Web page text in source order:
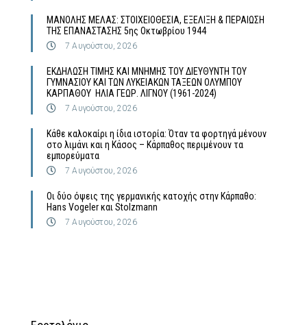
MΑΝΟΛΗΣ ΜΕΛΑΣ: ΣΤΟΙΧΕΙΟΘΕΣΙΑ, ΕΞΕΛΙΞΗ & ΠΕΡΑΙΩΣΗ
ΤΗΣ ΕΠΑΝΑΣΤΑΣΗΣ 5ης Οκτωβρίου 1944
7 Αυγούστου, 2026
ΕΚΔΗΛΩΣΗ ΤΙΜΗΣ ΚΑΙ ΜΝΗΜΗΣ ΤΟΥ ΔΙΕΥΘΥΝΤΗ ΤΟΥ
ΓΥΜΝΑΣΙΟΥ ΚΑΙ ΤΩΝ ΛΥΚΕΙΑΚΩΝ ΤΑΞΕΩΝ ΟΛΥΜΠΟΥ
ΚΑΡΠΑΘΟΥ ΗΛΙΑ ΓΕΩΡ. ΛΙΓΝΟΥ (1961-2024)
7 Αυγούστου, 2026
Κάθε καλοκαίρι η ίδια ιστορία: Όταν τα φορτηγά μένουν
στο λιμάνι και η Κάσος – Κάρπαθος περιμένουν τα
εμπορεύματα
7 Αυγούστου, 2026
Οι δύο όψεις της γερμανικής κατοχής στην Κάρπαθο:
Hans Vogeler και Stolzmann
7 Αυγούστου, 2026